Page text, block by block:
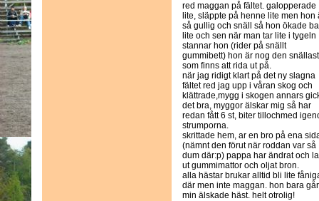
red maggan på fältet. galopperade
lite, släppte på henne lite men hon
så gullig och snäll så hon ökade
lite och sen när man tar lite i tygeln
stannar hon (rider på snällt
gummibett) hon är nog den
som finns att rida ut på.
när jag ridigt klart på det ny slagna
fältet red jag upp i våran skog och
klättrade,mygg i skogen annars
det bra, myggor älskar mig så har
redan fått 6 st, biter tillochmed
strumporna.
skrittade hem, ar en bro på ena
(nämnt den förut när roddan var så
dum där:p) pappa har ändrat och
ut gummimattor och oljat bron.
alla hästar brukar alltid bli lite
där men inte maggan. hon bara
min älskade häst. helt otrolig!